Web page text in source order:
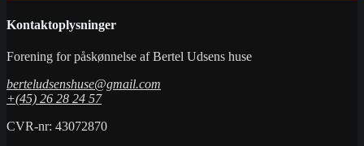
Kontaktoplysninger
Forening for påskønnelse af Bertel Udsens huse
berteludsenshuse@gmail.com
+(45) 26 28 24 57
CVR-nr: 43072870